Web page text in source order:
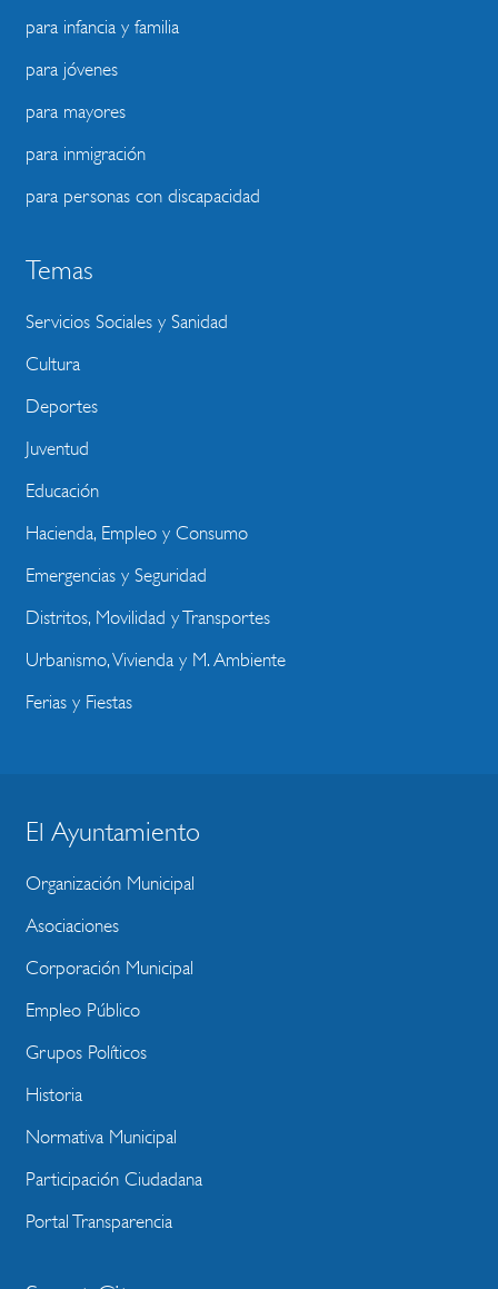
para infancia y familia
para jóvenes
para mayores
para inmigración
para personas con discapacidad
Temas
Servicios Sociales y Sanidad
Cultura
Deportes
Juventud
Educación
Hacienda, Empleo y Consumo
Emergencias y Seguridad
Distritos, Movilidad y Transportes
Urbanismo, Vivienda y M. Ambiente
Ferias y Fiestas
BLOQUE
MENU
WEBSITE
El Ayuntamiento
Organización Municipal
Asociaciones
Corporación Municipal
Empleo Público
Grupos Políticos
Historia
Normativa Municipal
Participación Ciudadana
Portal Transparencia